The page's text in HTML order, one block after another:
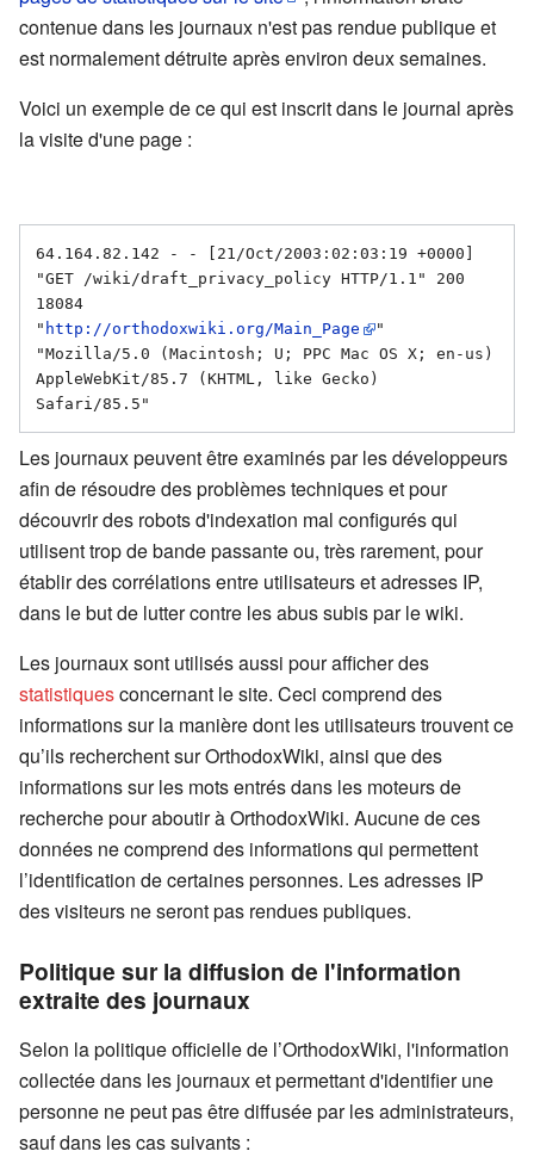
contenue dans les journaux n'est pas rendue publique et
est normalement détruite après environ deux semaines.
Voici un exemple de ce qui est inscrit dans le journal après
la visite d'une page :
64.164.82.142 - - [21/Oct/2003:02:03:19 +0000]
"GET /wiki/draft_privacy_policy HTTP/1.1" 200
18084
" http://orthodoxwiki.org/Main_Page
"
"Mozilla/5.0 (Macintosh; U; PPC Mac OS X; en-us)
AppleWebKit/85.7 (KHTML, like Gecko)
Les journaux peuvent être examinés par les développeurs
afin de résoudre des problèmes techniques et pour
découvrir des robots d'indexation mal configurés qui
utilisent trop de bande passante ou, très rarement, pour
établir des corrélations entre utilisateurs et adresses IP,
dans le but de lutter contre les abus subis par le wiki.
Les journaux sont utilisés aussi pour afficher des
statistiquesconcernant le site. Ceci comprend des
informations sur la manière dont les utilisateurs trouvent ce
qu’ils recherchent sur OrthodoxWiki, ainsi que des
informations sur les mots entrés dans les moteurs de
recherche pour aboutir à OrthodoxWiki. Aucune de ces
données ne comprend des informations qui permettent
l’identification de certaines personnes. Les adresses IP
des visiteurs ne seront pas rendues publiques.
Politique sur la diffusion de l'information
extraite des journaux
Selon la politique officielle de l’OrthodoxWiki, l'information
collectée dans les journaux et permettant d'identifier une
personne ne peut pas être diffusée par les administrateurs,
sauf dans les cas suivants :